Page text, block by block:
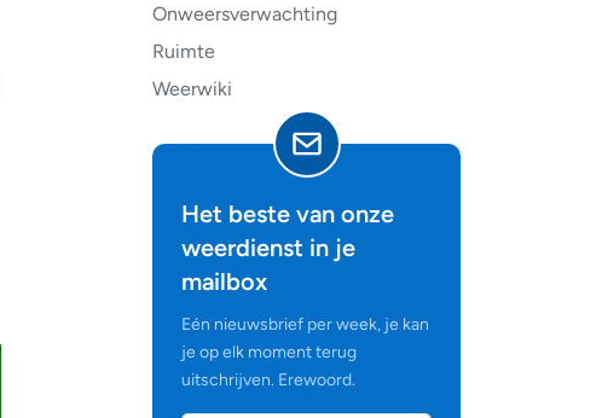
Onweersverwachting
Ruimte
Weerwiki
Het beste van onze
weerdienst in je
mailbox
Eén nieuwsbrief per week, je kan
je op elk moment terug
uitschrijven. Erewoord.